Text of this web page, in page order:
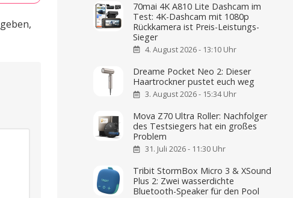
70mai 4K A810 Lite Dashcam im
Test: 4K-Dashcam mit 1080p
Rückkamera ist Preis-Leistungs-
Sieger
4. August 2026 - 13:10 Uhr
Dreame Pocket Neo 2: Dieser
Haartrockner pustet euch weg
3. August 2026 - 15:34 Uhr
Mova Z70 Ultra Roller: Nachfolger
des Testsiegers hat ein großes
Problem
31. Juli 2026 - 11:30 Uhr
Tribit StormBox Micro 3 & XSound
Plus 2: Zwei wasserdichte
Bluetooth-Speaker für den Pool